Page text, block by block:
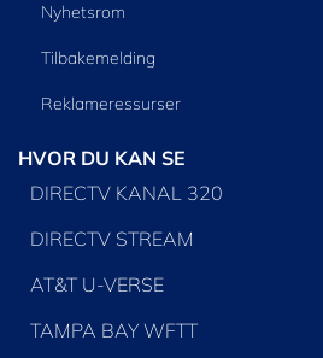
Nyhetsrom
Tilbakemelding
Reklameressurser
HVOR DU KAN SE
DIRECTV KANAL 320
DIRECTV STREAM
AT&T U-VERSE
TAMPA BAY WFTT